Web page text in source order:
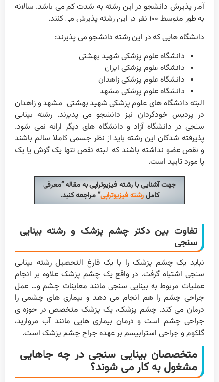
آمار پذیرش دانشجو در این رشته به شدت کم می باشد. سالانه
به طور متوسط ۱۰۰ نفر در این رشته پذیرش می کنند.
دانشگاه هایی که در این رشته دانشجو می پذیرند:
دانشگاه علوم پزشکی شهید بهشتی
دانشگاه علوم پزشکی ایران
دانشگاه علوم پزشکی زاهدان
دانشگاه علوم پزشکی مشهد
البته دانشگاه های علوم پزشکی شهید بهشتی، مشهد و زاهدان
در پردیس خودگردان نیز دانشجو می پذیرند. رشته بینایی
سنجی در دانشگاه آزاد و دانشگاه های دیگر ارائه نمی شود.
پذیرفته شدگان این رشته باید از نظر جسمی کاملا سالم باشند
و نقص عضو نداشته باشند که البته نقص تنها یک گوش یا یک
پا مورد تایید است.
جهت آشنایی با رشته فیزیوتراپی به مقاله “معرفی
کاملرشته فیزیوتراپی” مراجعه کنید.
تفاوت بین دکتر چشم پزشک و رشته بینایی
سنجی
نباید یک چشم پزشک را با یک فارغ التحصیل رشته بینایی
سنجی اشتباه گرفت. در واقع یک چشم پزشک علاوه بر انجام
عملیات مربوط به بینایی سنجی مانند معاینات چشم و… عمل
جراحی چشم را هم انجام می دهد و بیماری های چشمی را
درمان می کند. چشم پزشک، یک پزشک متخصص در حوزه ی
جراحی چشم است و درمان بیماری هایی مانند آب مروارید،
گلکوم و جراحی استرابیسم بر عهده جراح چشم پزشک است.
متخصصان بینایی سنجی در چه جاهایی
مشغول به کار می شوند؟